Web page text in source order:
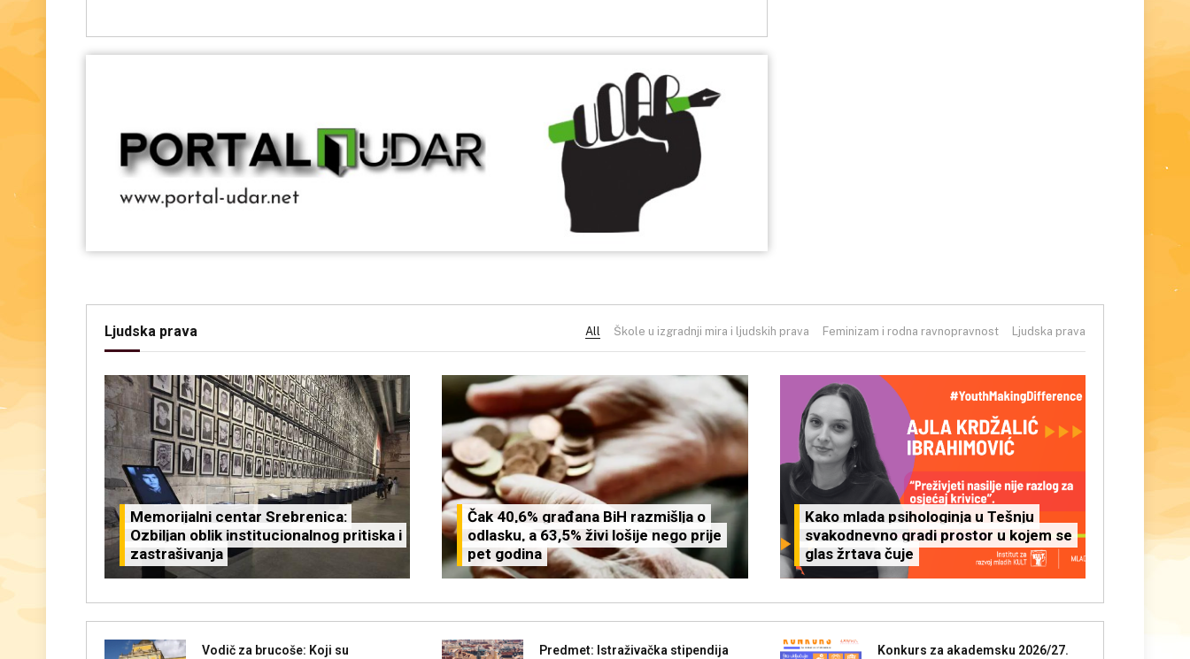
Ljudska prava All Škole u izgradnji mira i ljudskih prava Feminizam i rodna ravnopravnost Ljudska prava
Memorijalni centar Srebrenica:
Ozbiljan oblik institucionalnog pritiska i
zastrašivanja
Čak 40,6% građana BiH razmišlja o
odlasku, a 63,5% živi lošije nego prije
pet godina
Kako mlada psihologinja u Tešnju
svakodnevno gradi prostor u kojem se
glas žrtava čuje
Vodič za brucoše: Koji su
Predmet: Istraživačka stipendija
Konkurs za akademsku 2026/27.